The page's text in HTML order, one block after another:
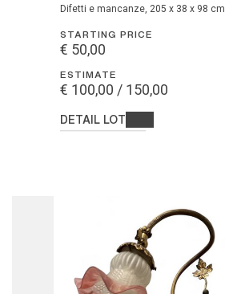
difetti e mancanze, 205 x 38 x 98 cm
STARTING PRICE
€ 50,00
ESTIMATE
€ 100,00 / 150,00
DETAIL LOT